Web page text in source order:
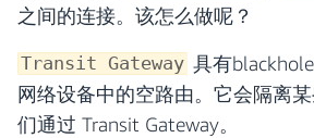
之间的连接。该怎么做呢？
Transit Gateway 具有
网络设备中的空路由。它会隔离
们通过 Transit Gateway。